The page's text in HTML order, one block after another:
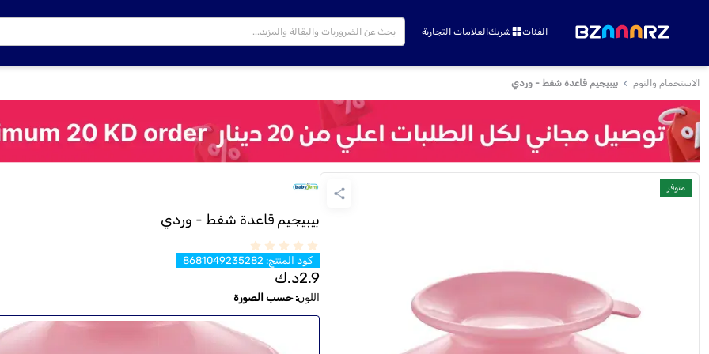
الفئات شريكالعلامات التجارية
الاستحمام والنوم بيبيجيم قاعدة شفط - وردي
متوفر
بيبيجيم قاعدة شفط - وردي
كود المنتج:
8681049235282
2.9د.ك
اللون:حسب الصورة